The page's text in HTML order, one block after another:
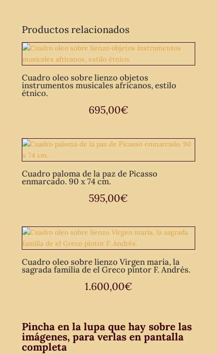
Productos relacionados
Cuadro oleo sobre lienzo objetos
instrumentos musicales africanos, estilo
étnico.
695,00€
Cuadro paloma de la paz de Picasso
enmarcado. 90 x 74 cm.
595,00€
Cuadro oleo sobre lienzo Virgen maría, la
sagrada familia de el Greco pintor F. Andrés.
1.600,00€
Pincha en la lupa que hay sobre las
imágenes, para verlas en pantalla
completa